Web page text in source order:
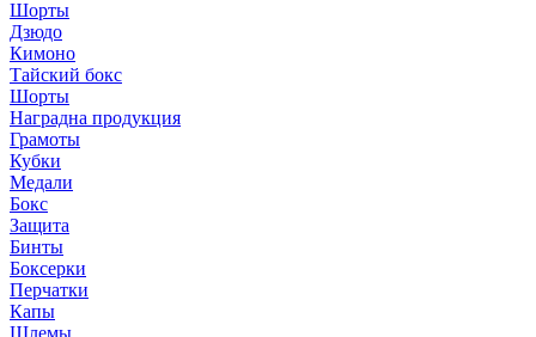
Шорты
Дзюдо
Кимоно
Тайский бокс
Шорты
Наградна продукция
Грамоты
Кубки
Медали
Бокс
Защита
Бинты
Боксерки
Перчатки
Капы
Шлемы